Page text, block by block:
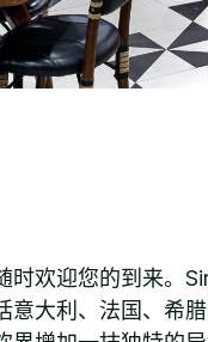
时欢迎您的到来。
大利、法国、希腊